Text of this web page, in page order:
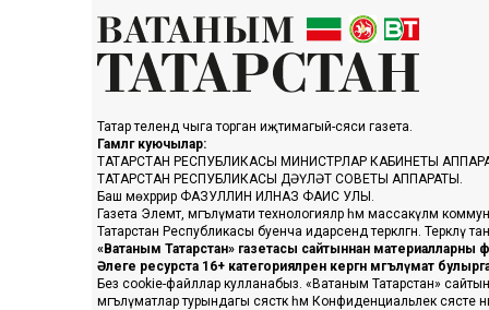
Татар телендә чыга торган иҗтимагый-сәяси газета.
Гамәлгә куючылар:
ТАТАРСТАН РЕСПУБЛИКАСЫ МИНИСТРЛАР КАБИНЕТЫ
ТАТАРСТАН РЕСПУБЛИКАСЫ ДӘҮЛӘТ СОВЕТЫ АППАРАТЫ.
Баш мөхәррир ФАЗУЛЛИН ИЛНАЗ ФАИС УЛЫ.
Газета Элемтә, мәгълүмати технологияләр һәм массакүләм
Татарстан Республикасы буенча идарәсендә теркәлгән.
«Ватаным Татарстан» газетасы сайтыннан материалларны
Әлеге ресурста 16+ категорияләренә кергән мәгълүмат
Без cookie-файллар кулланабыз. «Ватаным Татарстан» сайтына
мәгълүматлар турындагы сәясәткә һәм Конфиденциальлек